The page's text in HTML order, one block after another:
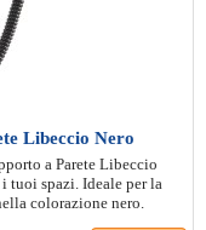
Libeccio Nero
a Parete Libeccio
tuoi spazi. Ideale per la
colorazione nero.